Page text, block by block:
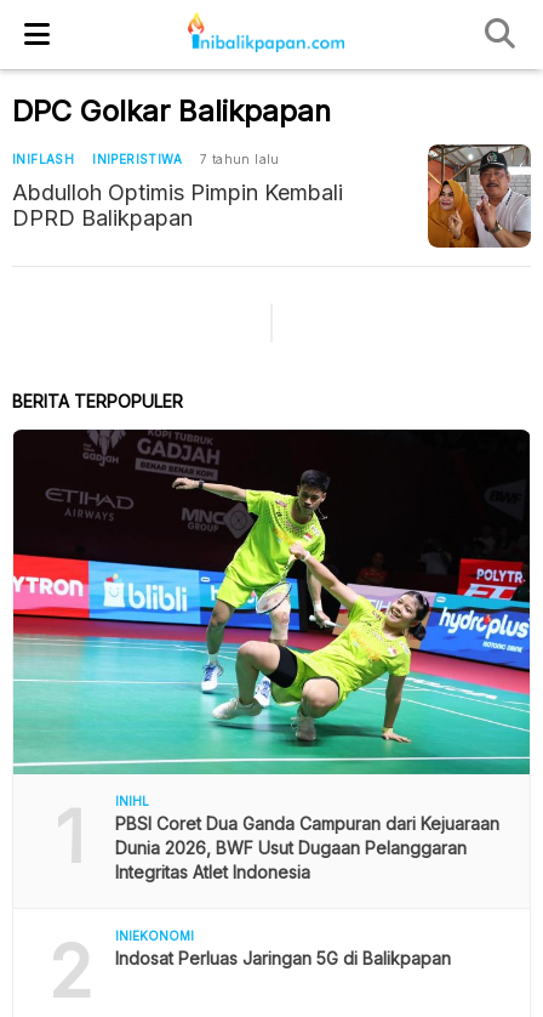
DPC Golkar Balikpapan
INIFLASH INIPERISTIWA 7 tahun lalu
Abdulloh Optimis Pimpin Kembali
DPRD Balikpapan
BERITA TERPOPULER
1 INIHL
PBSI Coret Dua Ganda Campuran dari Kejuaraan
Dunia 2026, BWF Usut Dugaan Pelanggaran
Integritas Atlet Indonesia
2 INIEKONOMI
Indosat Perluas Jaringan 5G di Balikpapan